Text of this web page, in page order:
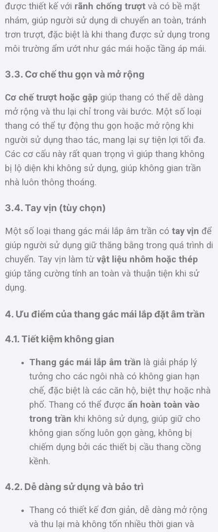
được thiết kế với rãnh chống trượt và có bề mặt
nhám, giúp người sử dụng di chuyển an toàn, tránh
trơn trượt, đặc biệt là khi thang được sử dụng trong
môi trường ẩm ướt như gác mái hoặc tầng áp mái.
3.3. Cơ chế thu gọn và mở rộng
Cơ chế trượt hoặc gập giúp thang có thể dễ dàng
mở rộng và thu lại chỉ trong vài bước. Một số loại
thang có thể tự động thu gọn hoặc mở rộng khi
người sử dụng thao tác, mang lại sự tiện lợi tối đa.
Các cơ cấu này rất quan trọng vì giúp thang không
bị lộ diện khi không sử dụng, giúp không gian trần
nhà luôn thông thoáng.
3.4. Tay vịn (tùy chọn)
Một số loại thang gác mái lắp âm trần có tay vịn để
giúp người sử dụng giữ thăng bằng trong quá trình di
chuyển. Tay vịn làm từ vật liệu nhôm hoặc thép
giúp tăng cường tính an toàn và thuận tiện khi sử
dụng.
4. Ưu điểm của thang gác mái lắp đặt âm trần
4.1. Tiết kiệm không gian
Thang gác mái lắp âm trần là giải pháp lý
tưởng cho các ngôi nhà có không gian hạn
chế, đặc biệt là các căn hộ, biệt thự hoặc nhà
phố. Thang có thể được ẩn hoàn toàn vào
trong trần khi không sử dụng, giúp giữ cho
không gian sống luôn gọn gàng, không bị
chiếm dụng bởi các thiết bị cầu thang cồng
kềnh.
4.2. Dễ dàng sử dụng và bảo trì
Thang có thiết kế đơn giản, dễ dàng mở rộng
và thu lại mà không tốn nhiều thời gian và